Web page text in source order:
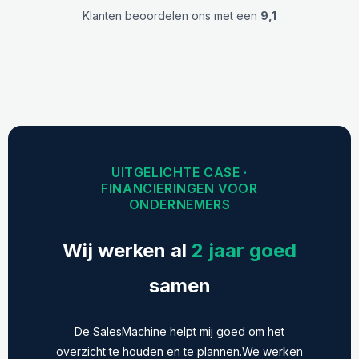
Klanten beoordelen ons met een 9,1
UITGELICHTE CASE ·
FINANCIERINGEN VOOR
ONDERNEMERS
Wij werken al 2 jaar goed
samen
De SalesMachine helpt mij goed om het
overzicht te houden en te plannen.We werken